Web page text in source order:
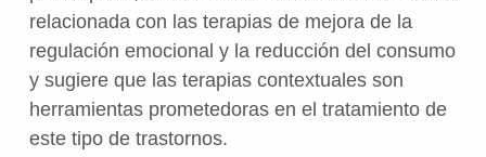
relacionada con las terapias de mejora de la
regulación emocional y la reducción del consumo
y sugiere que las terapias contextuales son
herramientas prometedoras en el tratamiento de
este tipo de trastornos.